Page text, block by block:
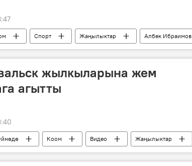
Спорт Жаңылыктар
Албек Ибраимов
паралимпиадалык оюндар
жылкыларына жем
агытты
Коом Видео
Жаңылыктар
үйүр талаа жылкы